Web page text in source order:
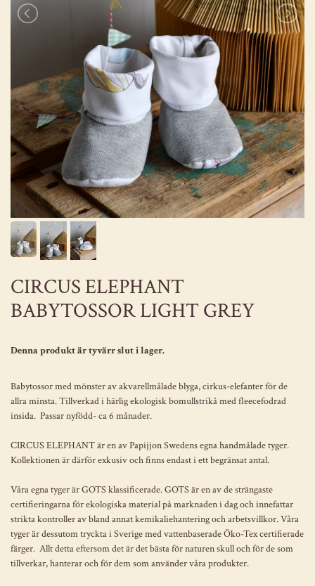
CIRCUS ELEPHANT
BABYTOSSOR LIGHT GREY
Denna produkt är tyvärr slut i lager.
Babytossor med mönster av akvarellmålade blyga, cirkus-elefanter för de
allra minsta. Tillverkad i härlig ekologisk bomullstrikå med fleecefodrad
insida. Passar nyfödd- ca 6 månader.
CIRCUS ELEPHANT är en av Papijjon Swedens egna handmålade tyger.
Kollektionen är därför exkusiv och finns endast i ett begränsat antal.
Våra egna tyger är GOTS klassificerade. GOTS är en av de strängaste
certifieringarna för ekologiska material på marknaden i dag och innefattar
strikta kontroller av bland annat kemikaliehantering och arbetsvillkor. Våra
tyger är dessutom tryckta i Sverige med vattenbaserade Öko-Tex certifierade
färger. Allt detta eftersom det är det bästa för naturen skull och för de som
tillverkar, hanterar och för dem som använder våra produkter.